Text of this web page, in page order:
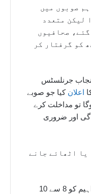
صوبوں میں
لیکن متعدد
صحافیوں
کو گرفتار کر
‘پنجاب جرنلسٹس
اعلان کیا جو صوبے
تو مداخلت کرے
اور ضروری
یا اٹھائے جانے
مئی 24 کو بول نیوز کے صدر سمیع ابراہیم کو 8 سے 10